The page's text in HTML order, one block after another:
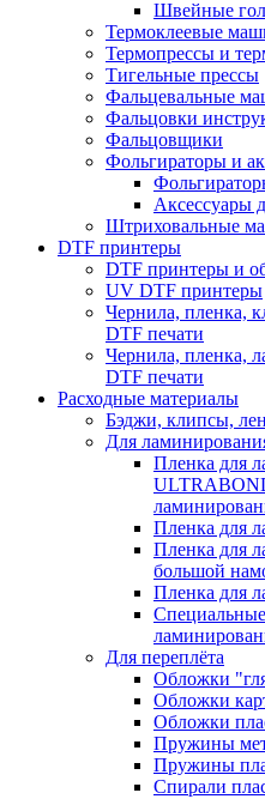
Швейные
Термоклеевые
Термопрессы и
Тигельные прессы
Фальцевальные
Фальцовки
Фальцовщики
Фольгираторы и
Аксессуары
Штриховальные
DTF принтеры
DTF принтеры и
UV DTF принтеры
Чернила, пленка,
DTF печати
Чернила, пленка,
DTF печати
Расходные материалы
Бэджи, клипсы,
Для
Пленка для
Пленка для
Пленка для
большой
Пленка для
Для переплёта
Обложки
Обложки
Обложки
Пружины
Пружины
Спирали